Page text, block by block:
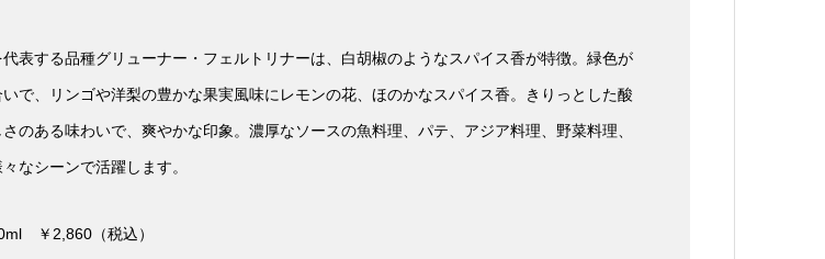
表する品種グリューナー・フェルトリナーは、白胡椒のようなスパイス香が特徴。緑色が
で、リンゴや洋梨の豊かな果実風味にレモンの花、ほのかなスパイス香。きりっとした酸
のある味わいで、爽やかな印象。濃厚なソースの魚料理、パテ、アジア料理、野菜料理、
なシーンで活躍します。
￥2,860（税込）